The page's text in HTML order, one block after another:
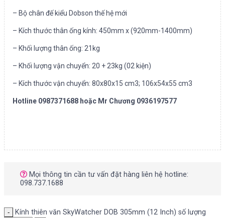
– Bộ chân đế kiểu Dobson thế hệ mới
– Kích thước thân ống kính: 450mm x (920mm-1400mm)
– Khối lượng thân ống: 21kg
– Khối lượng vận chuyển: 20 + 23kg (02 kiện)
– Kích thước vận chuyển: 80x80x15 cm3; 106x54x55 cm3
Hotline 0987371688 hoặc Mr Chương 0936197577
Mọi thông tin cần tư vấn đặt hàng liên hệ hotline:
098.737.1688
Kính thiên văn SkyWatcher DOB 305mm (12 Inch) số lượng